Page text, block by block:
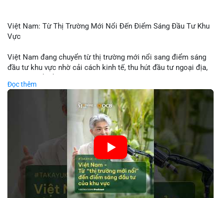
Việt Nam: Từ Thị Trường Mới Nổi Đến Điểm Sáng Đầu Tư Khu
Vực
Việt Nam đang chuyển từ thị trường mới nổi sang điểm sáng
đầu tư khu vực nhờ cải cách kinh tế, thu hút đầu tư ngoại địa,
hội cho nhà đầu tư lặp lại mô hình thành công của các quốc
gia đang phát triển. Nền tảng crypto tại Việt Nam cũng tăng
trưởng nhờ chính sách ổn định và sự quan tâm từ nhà đầu tư
🎥 Xem video trực tiếp tại:
Nguồn: VIETSUCCESS
Đọc thêm